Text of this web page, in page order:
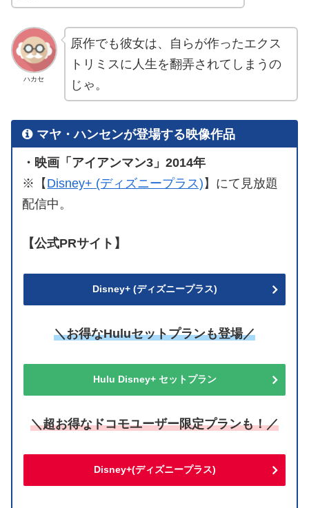
ハカセ
原作でも彼女は、自らが作ったエクス
トリミスに人生を翻弄されてしまうの
じゃ。
マヤ・ハンセンが登場する映像作品
・映画「アイアンマン3」2014年
※【 Disney+ (ディズニープラス) 】にて見放題
配信中。
【公式PRサイト】
Disney+ (ディズニープラス)
＼お得なHuluセットプランも登場／
Hulu Disney+ セットプラン
＼超お得なドコモユーザー限定プランも！／
Disney+(ディズニープラス)